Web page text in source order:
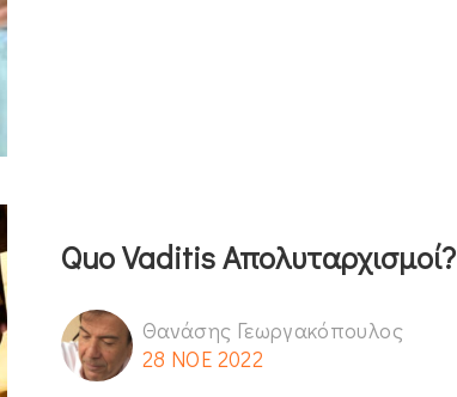
Quo Vaditis Απολυταρχισμοί?
Θανάσης Γεωργακόπουλος
28 ΝΟΕ 2022